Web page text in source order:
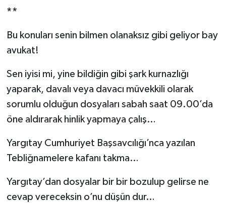
**
Bu konuları senin bilmen olanaksız gibi geliyor bay
avukat!
Sen iyisi mi, yine bildiğin gibi şark kurnazlığı
yaparak, davalı veya davacı müvekkili olarak
sorumlu olduğun dosyaları sabah saat 09.00’da
öne aldırarak hinlik yapmaya çalış…
Yargıtay Cumhuriyet Başsavcılığı’nca yazılan
Tebliğnamelere kafanı takma…
Yargıtay’dan dosyalar bir bir bozulup gelirse ne
cevap vereceksin o’nu düşün dur…